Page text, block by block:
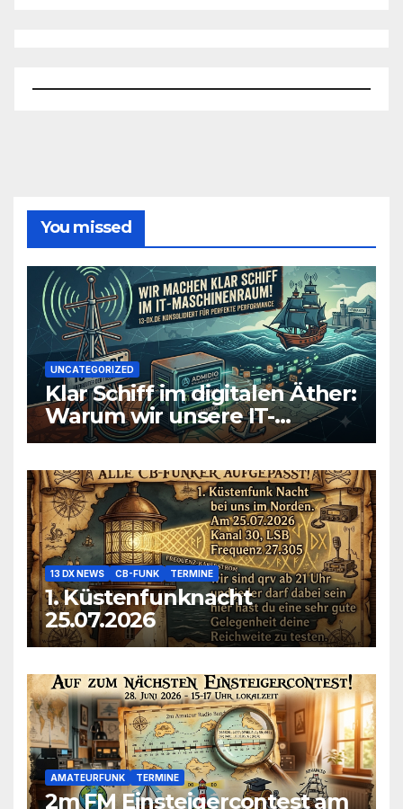
You missed
UNCATEGORIZED
Klar Schiff im digitalen Äther:
Warum wir unsere IT-
Infrastruktur konsolidieren
13 DX NEWS CB-FUNK TERMINE
1. Küstenfunknacht
25.07.2026
AMATEURFUNK TERMINE
2m FM Einsteigercontest am